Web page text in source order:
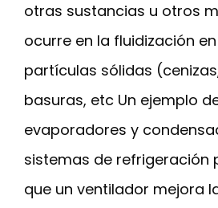
otras sustancias u otros
ocurre en la fluidización
partículas sólidas
basuras, etc Un ejemplo
evaporadores y
sistemas de refrigeración
que un ventilador mejora